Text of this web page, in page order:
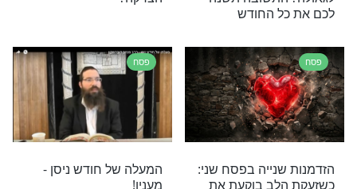
קלים, טעימים
פסח
סדר פסח - ליל הסדר חלק